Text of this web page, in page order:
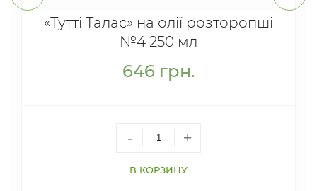
«Тутті Талас» на олії розторопші
№4 250 мл
646 грн.
- +
В КОРЗИНУ